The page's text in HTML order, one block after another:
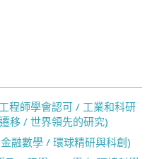
程師學會認可 / 工業和科研
移 / 世界領先的研究)
融數學 / 環球精研與科創)